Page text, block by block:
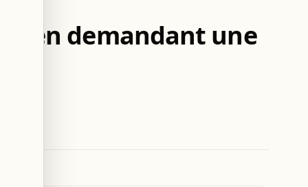
en demandant une